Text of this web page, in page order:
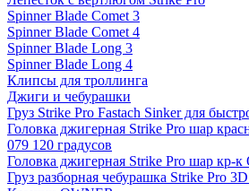
Spinner Blade Comet 3
Spinner Blade Comet 4
Spinner Blade Long 3
Spinner Blade Long 4
Клипсы для троллинга
Джиги и чебурашки
Груз Strike Pro Fastach Sinker для
Головка джигерная Strike Pro шар
079 120 градусов
Головка джигерная Strike Pro шар кр-к
Груз разборная чебурашка Strike Pro